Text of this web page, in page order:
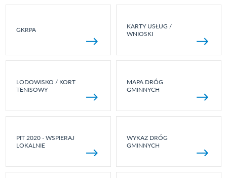
GKRPA
KARTY USŁUG /
WNIOSKI
LODOWISKO / KORT
TENISOWY
MAPA DRÓG
GMINNYCH
PIT 2020 - WSPIERAJ
LOKALNIE
WYKAZ DRÓG
GMINNYCH